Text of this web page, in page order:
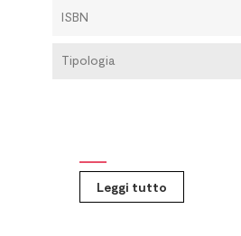
ISBN
Tipologia
Leggi tutto